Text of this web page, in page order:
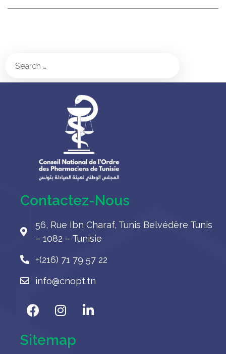
Contactez-Nous
56, Rue Ibn Charaf, Tunis Belvédère Tunis
– 1082 – Tunisie
+(216) 71 79 57 22
info@cnopt.tn
Sitemap